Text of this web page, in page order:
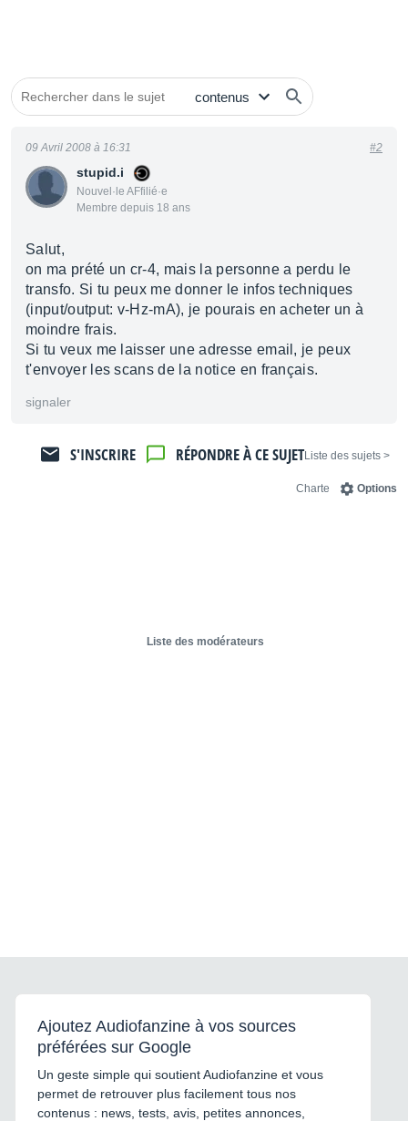
stupid.i
Nouvel·le AFfilié·e
Membre depuis 18 ans
09 Avril 2008 à 16:31 #2
Salut,
on ma prété un cr-4, mais la personne a perdu le
transfo. Si tu peux me donner le infos techniques
(input/output: v-Hz-mA), je pourais en acheter un à
moindre frais.
Si tu veux me laisser une adresse email, je peux
t'envoyer les scans de la notice en français.
signaler
< Liste des sujets
RÉPONDRE À CE SUJET
S'INSCRIRE
Options
Charte
Liste des modérateurs
Ajoutez Audiofanzine à vos sources
préférées sur Google
Un geste simple qui soutient Audiofanzine et vous
permet de retrouver plus facilement tous nos
contenus : news, tests, avis, petites annonces,